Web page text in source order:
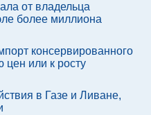
от владельца
более миллиона
консервированного
цен или к росту
в Газе и Ливане,